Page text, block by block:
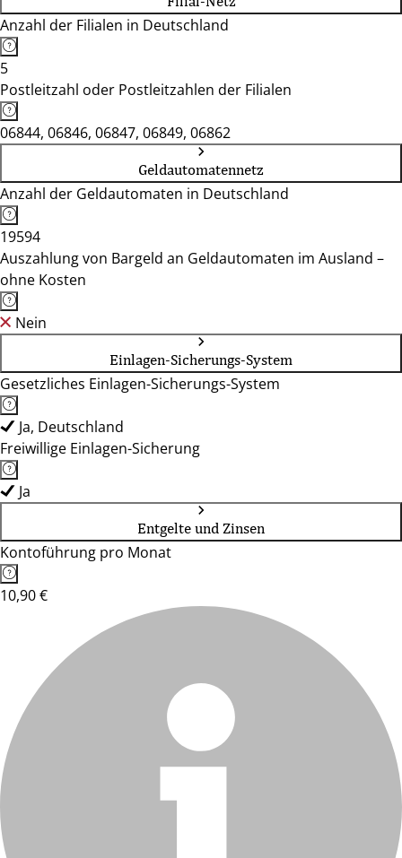
Anzahl der Filialen in Deutschland
5
Postleitzahl oder Postleitzahlen der Filialen
06844, 06846, 06847, 06849, 06862
Geldautomatennetz
Anzahl der Geldautomaten in Deutschland
19594
Auszahlung von Bargeld an Geldautomaten im Ausland –
ohne Kosten
Nein
Einlagen-Sicherungs-System
Gesetzliches Einlagen-Sicherungs-System
Ja, Deutschland
Freiwillige Einlagen-Sicherung
Ja
Entgelte und Zinsen
Kontoführung pro Monat
10,90 €